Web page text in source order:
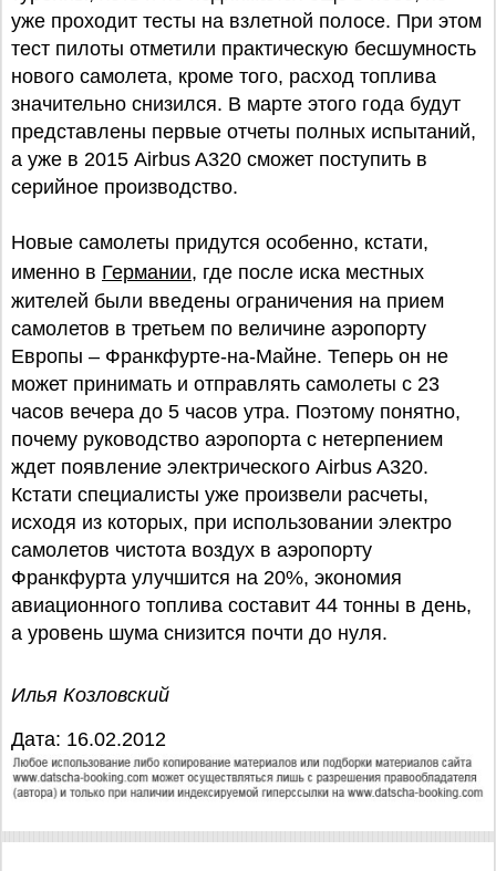
уже проходит тесты на взлетной полосе. При этом
тест пилоты отметили практическую бесшумность
нового самолета, кроме того, расход топлива
значительно снизился. В марте этого года будут
представлены первые отчеты полных испытаний,
а уже в 2015 Airbus A320 сможет поступить в
серийное производство.
Новые самолеты придутся особенно, кстати,
именно в Германии, где после иска местных
жителей были введены ограничения на прием
самолетов в третьем по величине аэропорту
Европы – Франкфурте-на-Майне. Теперь он не
может принимать и отправлять самолеты с 23
часов вечера до 5 часов утра. Поэтому понятно,
почему руководство аэропорта с нетерпением
ждет появление электрического Airbus A320.
Кстати специалисты уже произвели расчеты,
исходя из которых, при использовании электро
самолетов чистота воздух в аэропорту
Франкфурта улучшится на 20%, экономия
авиационного топлива составит 44 тонны в день,
а уровень шума снизится почти до нуля.
Илья Козловский
Дата: 16.02.2012